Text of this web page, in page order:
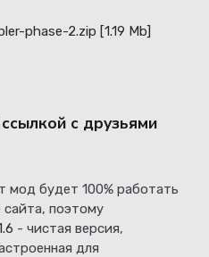
phase-2.zip [1.19 Mb]
с друзьями
мод будет 100% работать
сайта, поэтому
- чистая версия,
для